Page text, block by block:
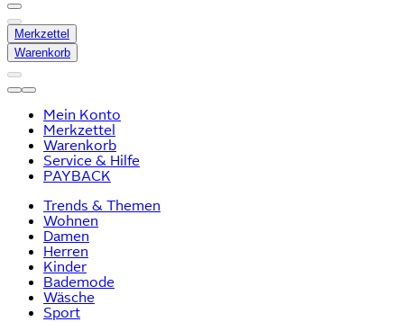
Merkzettel
Warenkorb
Mein Konto
Merkzettel
Warenkorb
Service & Hilfe
PAYBACK
Trends & Themen
Wohnen
Damen
Herren
Kinder
Bademode
Wäsche
Sport